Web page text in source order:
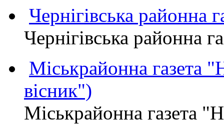
Чернігівська
Чернігівська
Міськрайонна
вісник")
Міськрайонна газета